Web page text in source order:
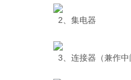
2、集电器
3、连接器（兼作中